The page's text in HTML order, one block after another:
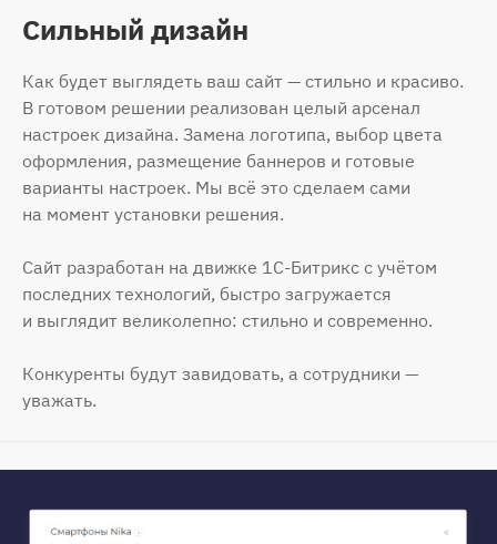
Сильный дизайн
Как будет выглядеть ваш сайт — стильно и красиво.
В готовом решении реализован целый арсенал
настроек дизайна. Замена логотипа, выбор цвета
оформления, размещение баннеров и готовые
варианты настроек. Мы всё это сделаем сами
на момент установки решения.
Сайт разработан на движке 1С-Битрикс с учётом
последних технологий, быстро загружается
и выглядит великолепно: стильно и современно.
Конкуренты будут завидовать, а сотрудники —
уважать.